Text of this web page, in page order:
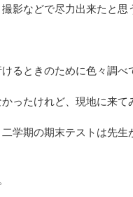
影などで尽力出来たと思
るときのために色々調べ
ったけれど、現地に来て
学期の期末テストは先